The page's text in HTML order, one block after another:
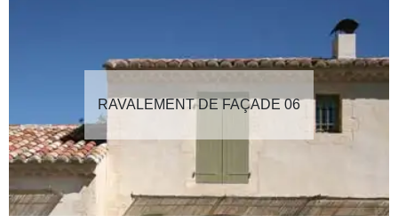
RAVALEMENT DE FAÇADE 06